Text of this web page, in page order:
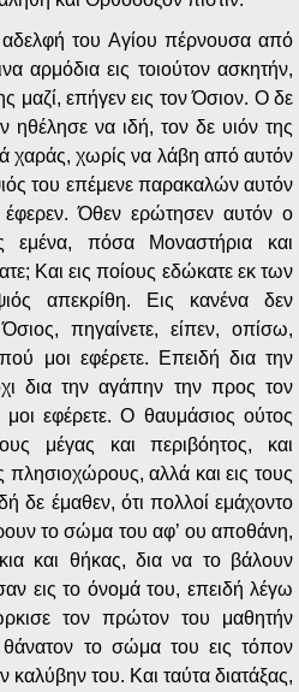
του Αγίου πέρνουσα από
αρμόδια εις τοιούτον ασκητήν,
μαζί, επήγεν εις τον Όσιον. Ο δε
ηθέλησε να ιδή, τον δε υιόν της
χαράς, χωρίς να λάβη από αυτόν
του επέμενε παρακαλών αυτόν
Όθεν ερώτησεν αυτόν ο
εμένα, πόσα Μοναστήρια και
Και εις ποίους εδώκατε εκ των
απεκρίθη. Εις κανένα δεν
πηγαίνετε, είπεν, οπίσω,
μοι εφέρετε. Επειδή δια την
δια την αγάπην την προς τον
μοι εφέρετε. Ο θαυμάσιος ούτος
μέγας και περιβόητος, και
πλησιοχώρους, αλλά και εις τους
δε έμαθεν, ότι πολλοί εμάχοντο
το σώμα του αφ’ ου αποθάνη,
και θήκας, δια να το βάλουν
εις το όνομά του, επειδή λέγω
τον πρώτον του μαθητήν
το σώμα του εις τόπον
του. Και ταύτα διατάξας,